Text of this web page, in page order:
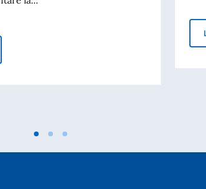
POSCome si vota? Il voto avviene per corrispondenza.